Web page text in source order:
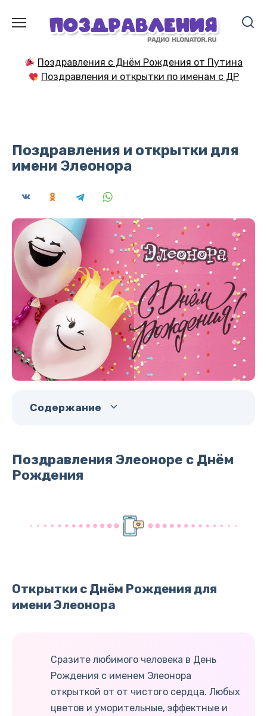
содержанию
Поздравления с Днём Рождения от Путина
Поздравления и открытки по именам с ДР
Поздравления и открытки для
имени Элеонора
Содержание
Поздравления Элеоноре с Днём
Рождения
Открытки с Днём Рождения для
имени Элеонора
Сразите любимого человека в День
Рождения с именем Элеонора
открыткой от от чистого сердца. Любых
цветов и уморительные, эффектные и